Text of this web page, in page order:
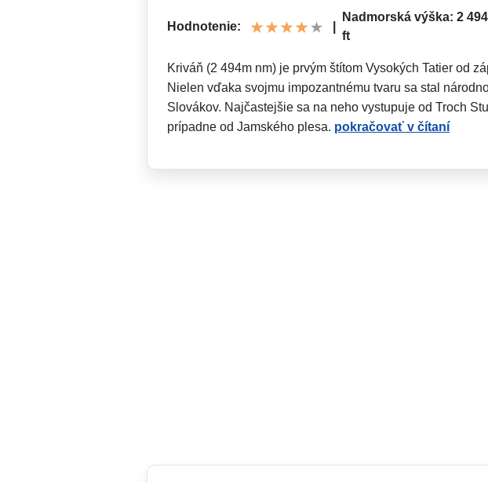
Hodnotenie:
Nadmorská výška: 2
ft
Kriváň (2 494m nm) je prvým štítom Vysokých Tatier od
Nielen vďaka svojmu impozantnému tvaru sa stal
Slovákov. Najčastejšie sa na neho vystupuje od Troch
prípadne od Jamského plesa. pokračovať v čítaní